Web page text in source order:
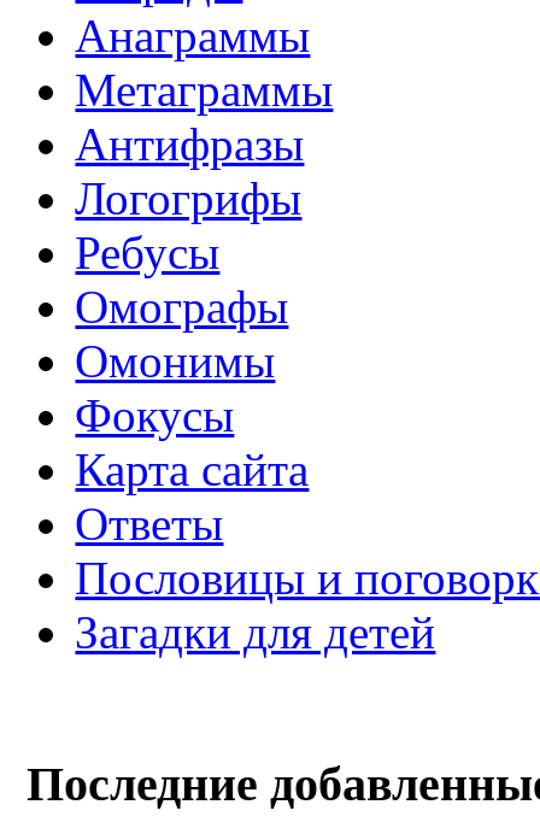
Анаграммы
Метаграммы
Антифразы
Логогрифы
Ребусы
Омографы
Омонимы
Фокусы
Карта сайта
Ответы
Пословицы и
Загадки для детей
Последние